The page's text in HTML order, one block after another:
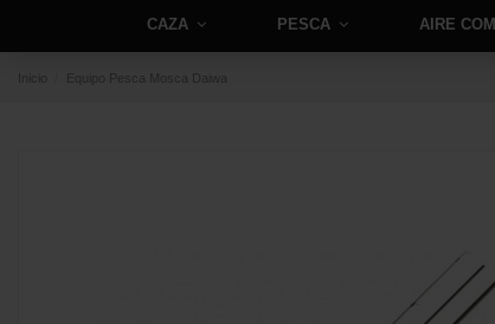
CAZA PESCA AIRE
Inicio Equipo Pesca Mosca Daiwa